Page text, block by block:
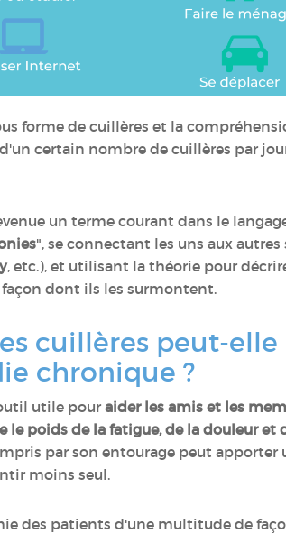
forme de cuillères et la
certain nombre de cuillères par
un terme courant dans le
", se connectant les uns aux
, etc.), et utilisant la théorie pour
dont ils les surmontent.
cuillères peut-elle
chronique ?
utile pour aider les amis et les
poids de la fatigue, de la douleur et
par son entourage peut
moins seul.
des patients d'une multitude de